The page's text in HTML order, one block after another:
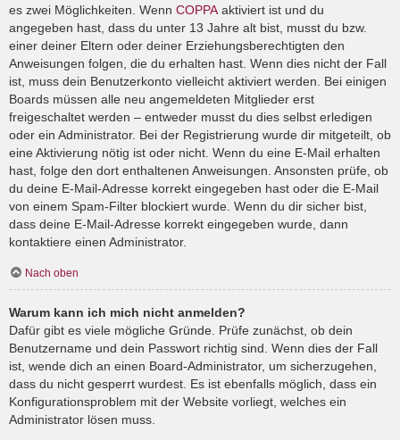
es zwei Möglichkeiten. Wenn COPPA aktiviert ist und du
angegeben hast, dass du unter 13 Jahre alt bist, musst du bzw.
einer deiner Eltern oder deiner Erziehungsberechtigten den
Anweisungen folgen, die du erhalten hast. Wenn dies nicht der Fall
ist, muss dein Benutzerkonto vielleicht aktiviert werden. Bei einigen
Boards müssen alle neu angemeldeten Mitglieder erst
freigeschaltet werden – entweder musst du dies selbst erledigen
oder ein Administrator. Bei der Registrierung wurde dir mitgeteilt, ob
eine Aktivierung nötig ist oder nicht. Wenn du eine E-Mail erhalten
hast, folge den dort enthaltenen Anweisungen. Ansonsten prüfe, ob
du deine E-Mail-Adresse korrekt eingegeben hast oder die E-Mail
von einem Spam-Filter blockiert wurde. Wenn du dir sicher bist,
dass deine E-Mail-Adresse korrekt eingegeben wurde, dann
kontaktiere einen Administrator.
Nach oben
Warum kann ich mich nicht anmelden?
Dafür gibt es viele mögliche Gründe. Prüfe zunächst, ob dein
Benutzername und dein Passwort richtig sind. Wenn dies der Fall
ist, wende dich an einen Board-Administrator, um sicherzugehen,
dass du nicht gesperrt wurdest. Es ist ebenfalls möglich, dass ein
Konfigurationsproblem mit der Website vorliegt, welches ein
Administrator lösen muss.